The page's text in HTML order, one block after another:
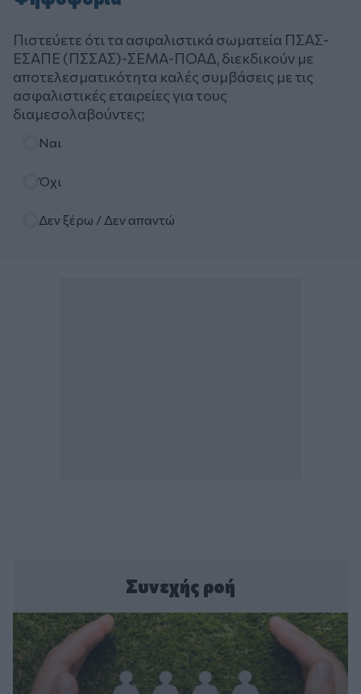
Πιστεύετε ότι τα ασφαλιστικά σωματεία ΠΣΑΣ-
ΕΣΑΠΕ (ΠΣΣΑΣ)-ΣΕΜΑ-ΠΟΑΔ, διεκδικούν με
αποτελεσματικότητα καλές συμβάσεις με τις
ασφαλιστικές εταιρείες για τους
διαμεσολαβούντες;
Ναι
Όχι
Δεν ξέρω / Δεν απαντώ
Συνεχής ροή